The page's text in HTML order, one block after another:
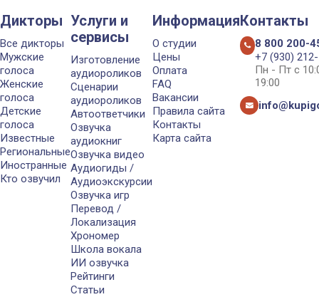
Дикторы
Все дикторы
Мужские
голоса
Женские
голоса
Детские
голоса
Известные
Региональные
Иностранные
Кто озвучил
Услуги и
сервисы
Изготовление
аудиороликов
Сценарии
аудиороликов
Автоответчики
Озвучка
аудиокниг
Озвучка видео
Аудиогиды /
Аудиоэкскурсии
Озвучка игр
Перевод /
Локализация
Хрономер
Школа вокала
ИИ озвучка
Рейтинги
Статьи
Информация
О студии
Цены
Оплата
FAQ
Вакансии
Правила сайта
Контакты
Карта сайта
Контакты
8 800 200-
+7 (930)
Пн - Пт с
19:00